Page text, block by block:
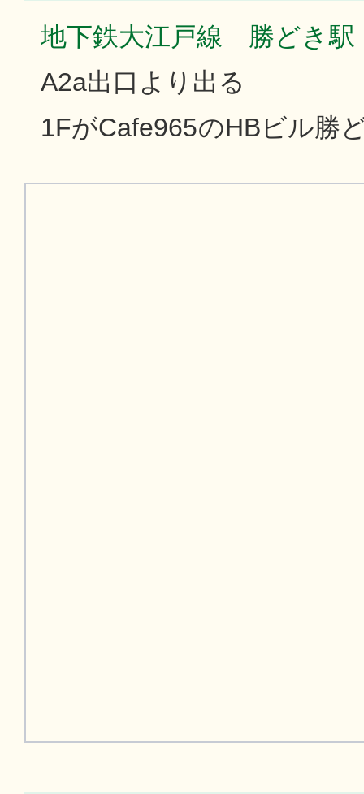
地下鉄大江戸線 勝どき
A2a出口より出る
1FがCafe965のHBビル勝